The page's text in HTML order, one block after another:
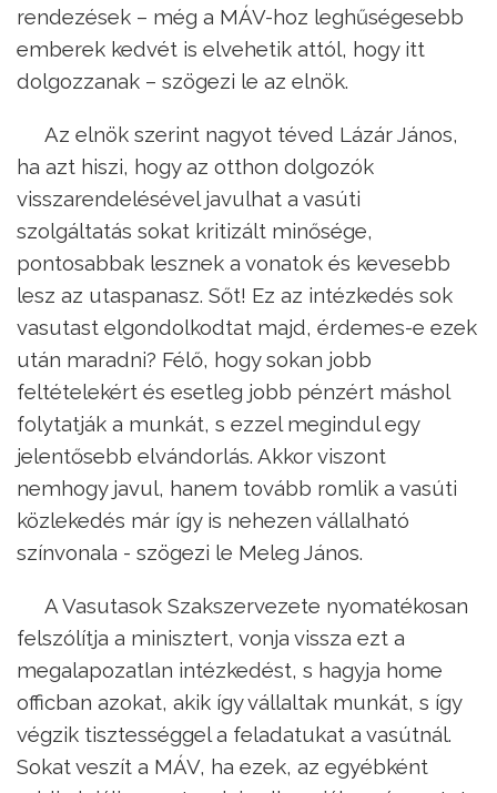
rendezések – még a MÁV-hoz leghűségesebb
emberek kedvét is elvehetik attól, hogy itt
dolgozzanak – szögezi le az elnök.
Az elnök szerint nagyot téved Lázár János,
ha azt hiszi, hogy az otthon dolgozók
visszarendelésével javulhat a vasúti
szolgáltatás sokat kritizált minősége,
pontosabbak lesznek a vonatok és kevesebb
lesz az utaspanasz. Sőt! Ez az intézkedés sok
vasutast elgondolkodtat majd, érdemes-e ezek
után maradni? Félő, hogy sokan jobb
feltételekért és esetleg jobb pénzért máshol
folytatják a munkát, s ezzel megindul egy
jelentősebb elvándorlás. Akkor viszont
nemhogy javul, hanem tovább romlik a vasúti
közlekedés már így is nehezen vállalható
színvonala - szögezi le Meleg János.
A Vasutasok Szakszervezete nyomatékosan
felszólítja a minisztert, vonja vissza ezt a
megalapozatlan intézkedést, s hagyja home
officban azokat, akik így vállaltak munkát, s így
végzik tisztességgel a feladatukat a vasútnál.
Sokat veszít a MÁV, ha ezek, az egyébként